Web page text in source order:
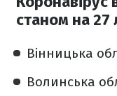
станом на 27
Вінницька
Волинська